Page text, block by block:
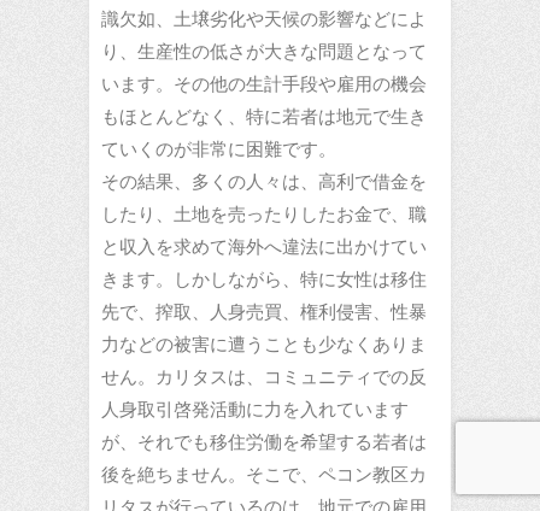
識欠如、土壌劣化や天候の影響などによ
り、生産性の低さが大きな問題となって
います。その他の生計手段や雇用の機会
もほとんどなく、特に若者は地元で生き
ていくのが非常に困難です。
その結果、多くの人々は、高利で借金を
したり、土地を売ったりしたお金で、職
と収入を求めて海外へ違法に出かけてい
きます。しかしながら、特に女性は移住
先で、搾取、人身売買、権利侵害、性暴
力などの被害に遭うことも少なくありま
せん。カリタスは、コミュニティでの反
人身取引啓発活動に力を入れています
が、それでも移住労働を希望する若者は
後を絶ちません。そこで、ペコン教区カ